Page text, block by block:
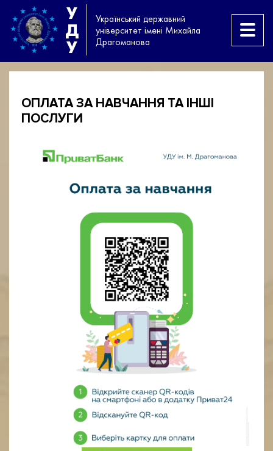
У
Д
У
Український державний
університет імені Михайла
Драгоманова
ОПЛАТА ЗА НАВЧАННЯ ТА ІНШІ
ПОСЛУГИ